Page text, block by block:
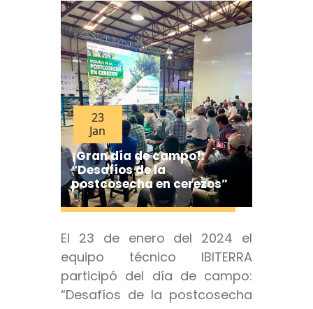
23
Jan
¡Gran día de campo!:
“Desafíos de la
postcosecha en cerezos”
El 23 de enero del 2024 el
equipo técnico IBITERRA
participó del día de campo:
“Desafíos de la postcosecha